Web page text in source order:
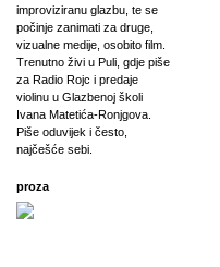
improviziranu glazbu, te se
počinje zanimati za druge,
vizualne medije, osobito film.
Trenutno živi u Puli, gdje piše
za Radio Rojc i predaje
violinu u Glazbenoj školi
Ivana Matetića-Ronjgova.
Piše oduvijek i često,
najčešće sebi.
proza